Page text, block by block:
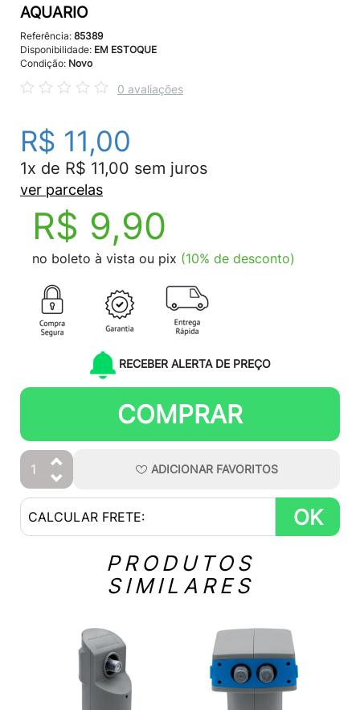
AQUARIO
Referência: 85389
Disponibilidade: EM ESTOQUE
Condição: Novo
0 avaliações
R$ 11,00
1x de R$ 11,00 sem juros
ver parcelas
R$ 9,90
no boleto à vista ou pix (10% de desconto)
RECEBER ALERTA DE PREÇO
COMPRAR
ADICIONAR FAVORITOS
OK
PRODUTOS
SIMILARES